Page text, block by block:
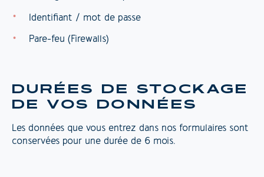
Identifiant / mot de passe
Pare-feu (Firewalls)
DURÉES DE STOCKAGE
DE VOS DONNÉES
Les données que vous entrez dans nos formulaires sont
conservées pour une durée de 6 mois.